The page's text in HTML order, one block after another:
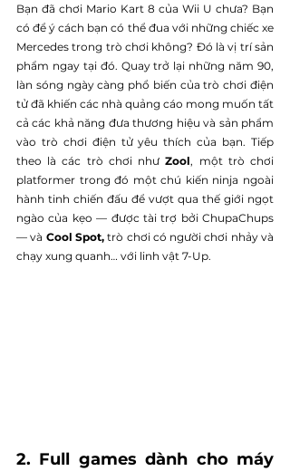
Bạn đã chơi Mario Kart 8 của Wii U chưa? Bạn
có để ý cách bạn có thể đua với những chiếc xe
Mercedes trong trò chơi không? Đó là vị trí sản
phẩm ngay tại đó. Quay trở lại những năm 90,
làn sóng ngày càng phổ biến của trò chơi điện
tử đã khiến các nhà quảng cáo mong muốn tất
cả các khả năng đưa thương hiệu và sản phẩm
vào trò chơi điện tử yêu thích của bạn. Tiếp
theo là các trò chơi như Zool, một trò chơi
platformer trong đó một chú kiến ninja ngoài
hành tinh chiến đấu để vượt qua thế giới ngọt
ngào của kẹo — được tài trợ bởi ChupaChups
— và Cool Spot, trò chơi có người chơi nhảy và
chạy xung quanh… với linh vật 7-Up.
2. Full games dành cho máy